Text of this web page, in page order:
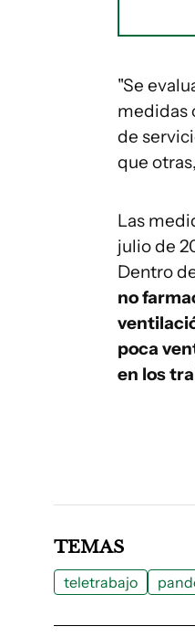
"Se
medidas
de
que
Las
julio de
Dentro
no
poca
en los
TEMAS
teletrabajo